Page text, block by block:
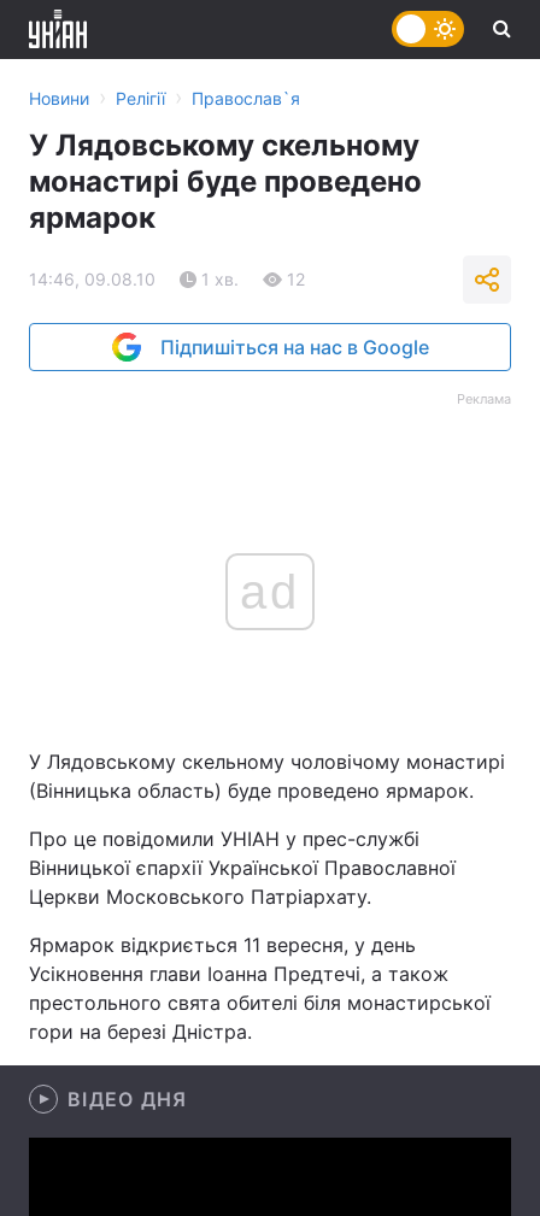
Новини › Релігії › Православ`я
У Лядовському скельному
монастирі буде проведено
ярмарок
14:46, 09.08.10 1 хв. 12
Підпишіться на нас в Google
Реклама
ad
У Лядовському скельному чоловічому монастирі
(Вінницька область) буде проведено ярмарок.
Про це повідомили УНІАН у прес-службі
Вінницької єпархії Української Православної
Церкви Московського Патріархату.
Ярмарок відкриється 11 вересня, у день
Усікновення глави Іоанна Предтечі, а також
престольного свята обителі біля монастирської
гори на березі Дністра.
ВІДЕО ДНЯ